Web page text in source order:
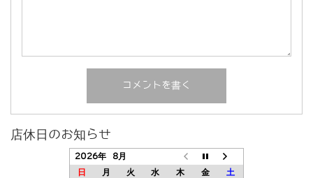
店休日のお知らせ
2026年 8月
日
月 火 水 木 金
土